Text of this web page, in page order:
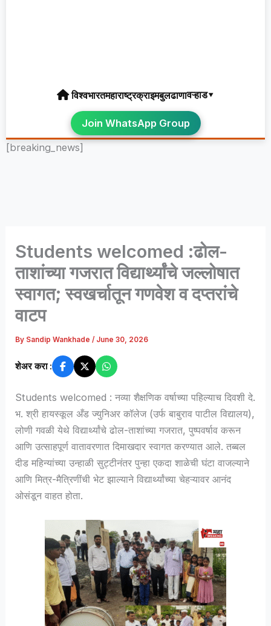
विश्वभारतमहाराष्ट्रक्राइमबुलढाणावऱ्हाड▾
Join WhatsApp Group
[breaking_news]
Students welcomed :ढोल-
ताशांच्या गजरात विद्यार्थ्यांचे जल्लोषात
स्वागत; स्वखर्चातून गणवेश व दप्तरांचे
वाटप
By Sandip Wankhade/ June 30, 2026
शेअर करा :
Students welcomed : नव्या शैक्षणिक वर्षाच्या पहिल्याच दिवशी दे.
भ. श्री हायस्कूल अँड ज्युनिअर कॉलेज (उर्फ बाबुराव पाटील विद्यालय),
लोणी गवळी येथे विद्यार्थ्यांचे ढोल-ताशांच्या गजरात, पुष्पवर्षाव करून
आणि उत्साहपूर्ण वातावरणात दिमाखदार स्वागत करण्यात आले. तब्बल
दीड महिन्यांच्या उन्हाळी सुट्टीनंतर पुन्हा एकदा शाळेची घंटा वाजल्याने
आणि मित्र-मैत्रिणींची भेट झाल्याने विद्यार्थ्यांच्या चेहऱ्यावर आनंद
ओसंडून वाहत होता.